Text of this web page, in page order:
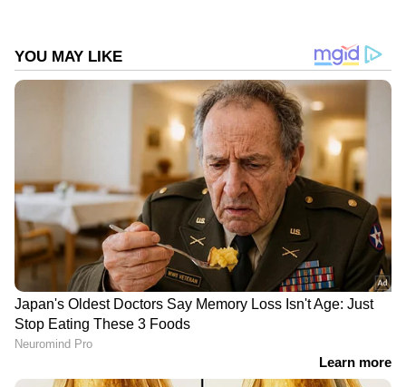
DOWNLOAD APP
ഇന്ത്യയിലെയും ലോകമെമ്പാടുമുള്ള എല്ലാ
India News